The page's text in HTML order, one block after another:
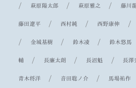
/ 萩原陽太郎 / 萩原雅之 / 藤川
藤田遼平 / 西村純 / 西野康伸 /
/ 金城基樹 / 鈴木凌 /鈴木悠馬
輔 / 長廉太朗 / 長沼魁 / 長澤
青木将洋 / 音田聡ノ介 / 馬場祐作